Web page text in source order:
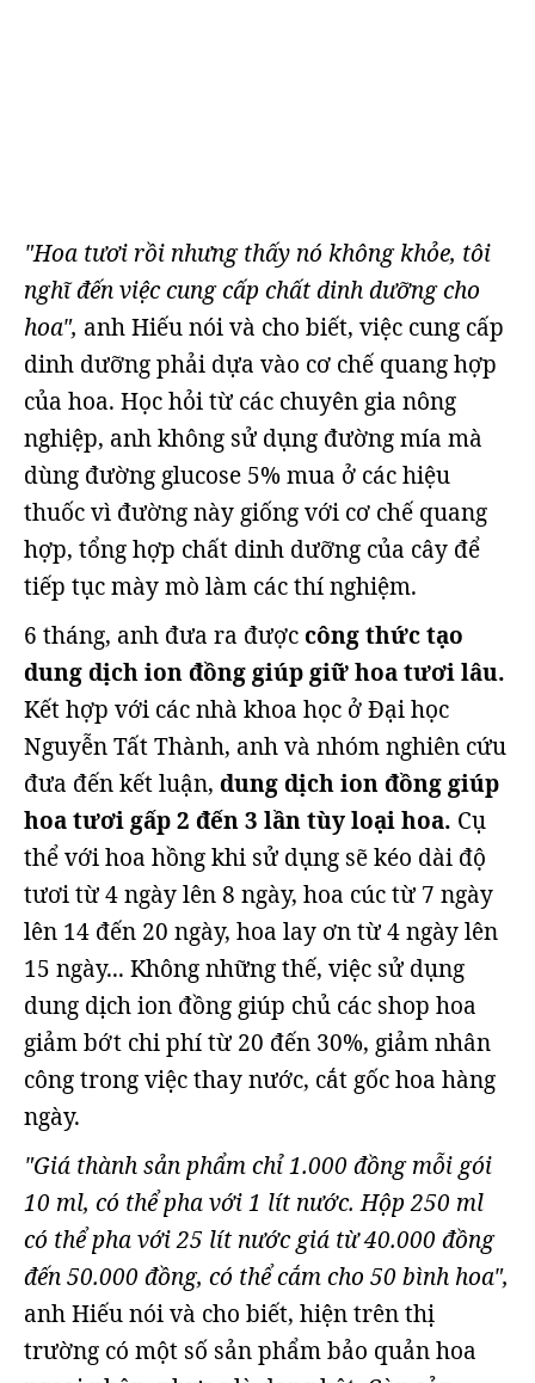
"Hoa tươi rồi nhưng thấy nó không khỏe, tôi
nghĩ đến việc cung cấp chất dinh dưỡng cho
hoa", anh Hiếu nói và cho biết, việc cung cấp
dinh dưỡng phải dựa vào cơ chế quang hợp
của hoa. Học hỏi từ các chuyên gia nông
nghiệp, anh không sử dụng đường mía mà
dùng đường glucose 5% mua ở các hiệu
thuốc vì đường này giống với cơ chế quang
hợp, tổng hợp chất dinh dưỡng của cây để
tiếp tục mày mò làm các thí nghiệm.
6 tháng, anh đưa ra được công thức tạo
dung dịch ion đồng giúp giữ hoa tươi lâu.
Kết hợp với các nhà khoa học ở Đại học
Nguyễn Tất Thành, anh và nhóm nghiên cứu
đưa đến kết luận, dung dịch ion đồng giúp
hoa tươi gấp 2 đến 3 lần tùy loại hoa. Cụ
thể với hoa hồng khi sử dụng sẽ kéo dài độ
tươi từ 4 ngày lên 8 ngày, hoa cúc từ 7 ngày
lên 14 đến 20 ngày, hoa lay ơn từ 4 ngày lên
15 ngày... Không những thế, việc sử dụng
dung dịch ion đồng giúp chủ các shop hoa
giảm bớt chi phí từ 20 đến 30%, giảm nhân
công trong việc thay nước, cắt gốc hoa hàng
ngày.
"Giá thành sản phẩm chỉ 1.000 đồng mỗi gói
10 ml, có thể pha với 1 lít nước. Hộp 250 ml
có thể pha với 25 lít nước giá từ 40.000 đồng
đến 50.000 đồng, có thể cắm cho 50 bình hoa",
anh Hiếu nói và cho biết, hiện trên thị
trường có một số sản phẩm bảo quản hoa